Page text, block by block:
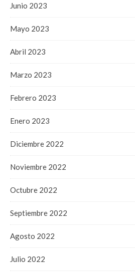
Junio 2023
Mayo 2023
Abril 2023
Marzo 2023
Febrero 2023
Enero 2023
Diciembre 2022
Noviembre 2022
Octubre 2022
Septiembre 2022
Agosto 2022
Julio 2022